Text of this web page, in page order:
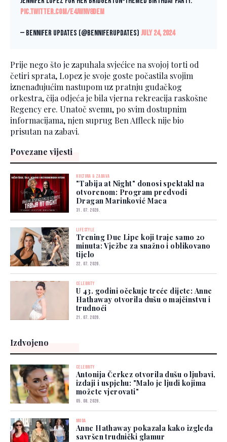
pic.twitter.com/e4jwNV8dem
— Bennifer Updates (@BenniferUpdates) July 24, 2024
Prije nego što je zapuhala svjećice na svojoj torti od
četiri sprata, Lopez je svoje goste počastila svojim
iznenađujućim nastupom uz pratnju gudačkog
orkestra, čija odjeća je bila vjerna rekreacija raskošne
Regency ere. Unatoč svemu, po svim dostupnim
informacijama, njen suprug Ben Affleck nije bio
prisutan na zabavi.
Povezane vijesti
KULTURA & ZABAVA
"Tabija at Night" donosi spektakl na
otvorenom: Program predvodi
Dragan Marinković Maca
31. 07. 2026.
LIFESTYLE
Trening Due Lipe koji traje samo 20
minuta: Vježbe za snažno i oblikovano
tijelo
22. 07. 2026.
CELEBRITY
U 43. godini očekuje treće dijete: Anne
Hathaway otvorila dušu o majčinstvu i
trudnoći
21. 07. 2026.
Izdvojeno
CELEBRITY
Antonija Čerkez otvorila dušu o ljubavi,
izdaji i uspjehu: "Malo je ljudi kojima
možete vjerovati"
05. 08. 2026.
MODA
Anne Hathaway pokazala kako izgleda
savršen trudnički glamur